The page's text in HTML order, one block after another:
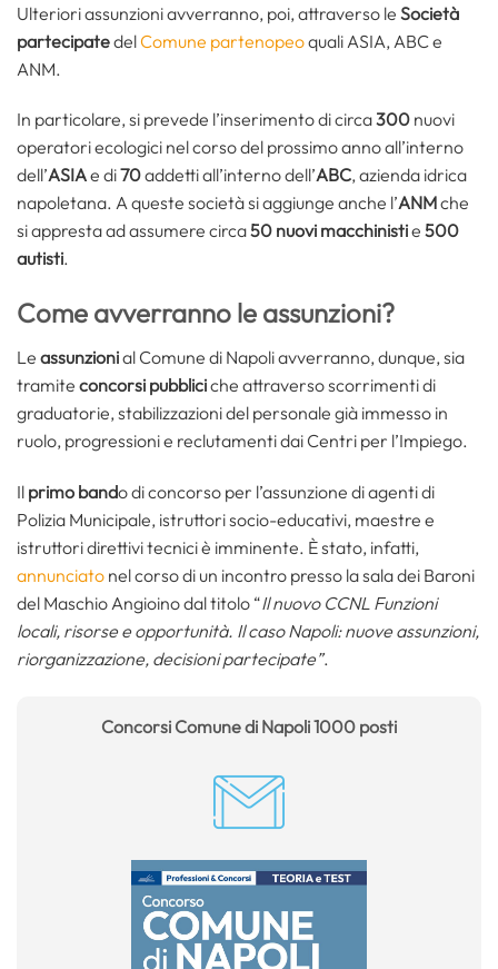
Ulteriori assunzioni avverranno, poi, attraverso le Società
partecipatedelComune partenopeoquali ASIA, ABC e
ANM.
In particolare, si prevede l’inserimento di circa300 nuovi
operatori ecologici nel corso del prossimo anno all’interno
dell’ASIAe di70addetti all’interno dell’ABC, azienda idrica
napoletana. A queste società si aggiunge anche l’ANMche
si appresta ad assumere circa50 nuovi macchinistie 500
autisti.
Come avverranno le assunzioni?
Le assunzionial Comune di Napoli avverranno, dunque, sia
tramite concorsi pubbliciche attraverso scorrimenti di
graduatorie, stabilizzazioni del personale già immesso in
ruolo, progressioni e reclutamenti dai Centri per l’Impiego.
Il primo bando di concorso per l’assunzione di agenti di
Polizia Municipale, istruttori socio-educativi, maestre e
istruttori direttivi tecnici è imminente. È stato, infatti,
annunciato nel corso di un incontro presso la sala dei Baroni
del Maschio Angioino dal titolo “Il nuovo CCNL Funzioni
locali, risorse e opportunità. Il caso Napoli: nuove assunzioni,
riorganizzazione, decisioni partecipate”.
Concorsi Comune di Napoli 1000 posti